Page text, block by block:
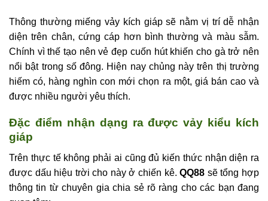
Thông thường miếng vảy kích giáp sẽ nằm vị trí dễ nhận
diện trên chân, cứng cáp hơn bình thường và màu sẫm.
Chính vì thế tạo nên vẻ đẹp cuốn hút khiến cho gà trở nên
nổi bật trong số đông. Hiện nay chủng này trên thị trường
hiếm có, hàng nghìn con mới chọn ra một, giá bán cao và
được nhiều người yêu thích.
Đặc điểm nhận dạng ra được vảy kiểu kích
giáp
Trên thực tế không phải ai cũng đủ kiến thức nhận diện ra
được dấu hiệu trời cho này ở chiến kê.QQ88 sẽ tổng hợp
thông tin từ chuyên gia chia sẻ rõ ràng cho các bạn đang